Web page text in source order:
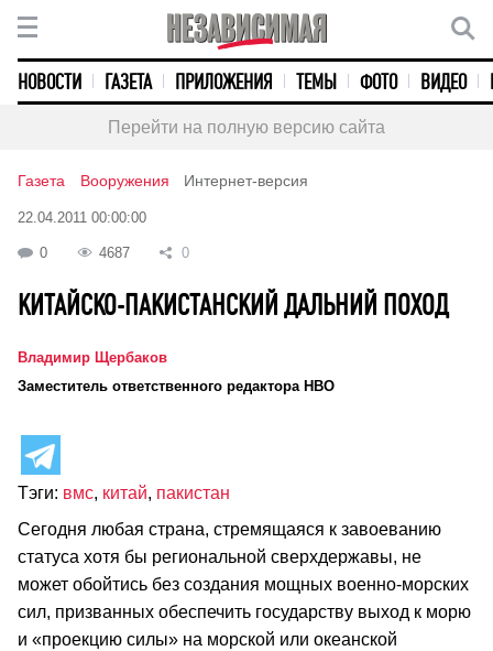
НОВОСТИ ГАЗЕТА ПРИЛОЖЕНИЯ ТЕМЫ ФОТО ВИДЕО
Перейти на полную версию сайта
Газета Вооружения Интернет-версия
22.04.2011 00:00:00
0 4687 0
КИТАЙСКО-ПАКИСТАНСКИЙ ДАЛЬНИЙ ПОХОД
Владимир Щербаков
Заместитель ответственного редактора НВО
Тэги: вмс, китай, пакистан
Сегодня любая страна, стремящаяся к завоеванию
статуса хотя бы региональной сверхдержавы, не
может обойтись без создания мощных военно-морских
сил, призванных обеспечить государству выход к морю
и «проекцию силы» на морской или океанской